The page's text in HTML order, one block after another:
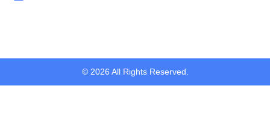
© 2026 All Rights Reserved.